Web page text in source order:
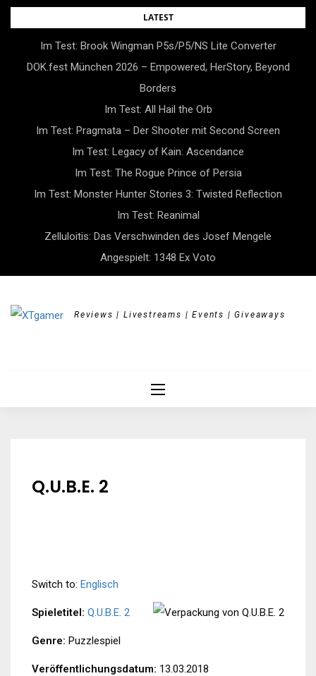
Skip
LATEST
Im Test: Brook Wingman P5s/P5/NS Lite Converter
DOK.fest München 2026 – Empowered, HerStory, Beyond
Borders
Im Test: All Hail the Orb
Im Test: Pragmata – Der Shooter mit Second Screen
Im Test: Legacy of Kain: Ascendance
Im Test: The Rogue Prince of Persia
Im Test: Monster Hunter Stories 3: Twisted Reflection
Im Test: Reanimal
Zelluloitis: Das Verschwinden des Josef Mengele
Angespielt: 1348 Ex Voto
Reviews | Livestreams | Events | Giveaways
Q.U.B.E. 2
Switch to: Englisch
Spieletitel: Q.U.B.E. 2
Genre: Puzzlespiel
Veröffentlichungsdatum: 13.03.2018